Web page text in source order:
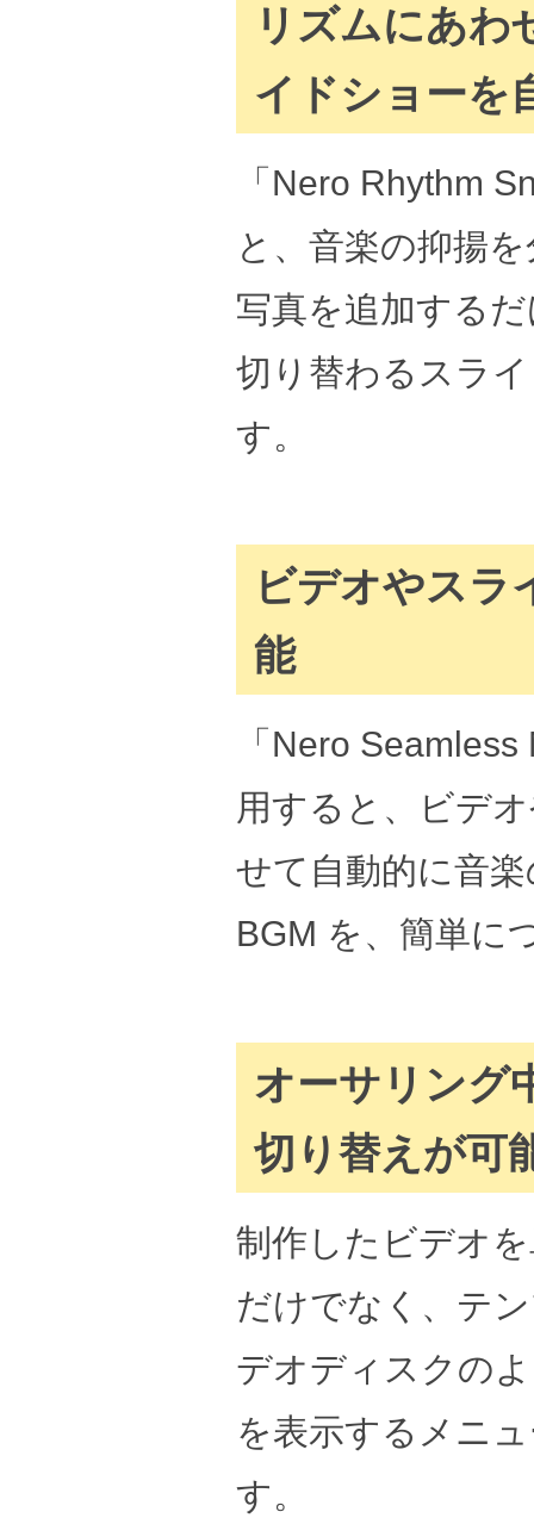
リズムにあわ
イドショーを
「Nero Rhythm
と、音楽の抑揚
写真を追加する
切り替わるスラ
す。
ビデオやスラ
能
「Nero
用すると、ビデ
せて自動的に音
BGM を、簡単に
オーサリング
切り替えが可
制作したビデオ
だけでなく、テ
デオディスクの
を表示するメニ
す。